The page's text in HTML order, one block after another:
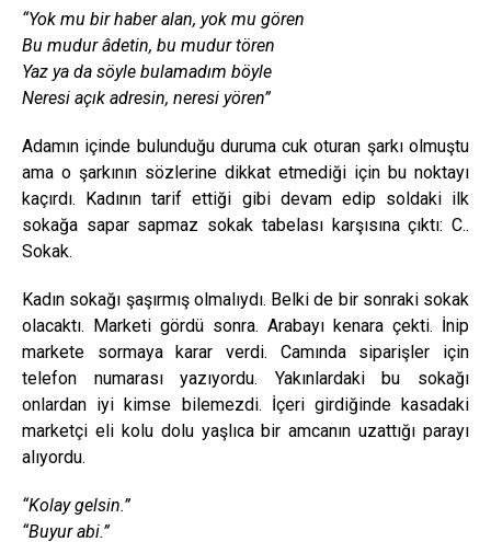
“Yok mu bir haber alan, yok mu gören
Bu mudur âdetin, bu mudur tören
Yaz ya da söyle bulamadım böyle
Neresi açık adresin, neresi yören”
Adamın içinde bulunduğu duruma cuk oturan şarkı olmuştu
ama o şarkının sözlerine dikkat etmediği için bu noktayı
kaçırdı. Kadının tarif ettiği gibi devam edip soldaki ilk
sokağa sapar sapmaz sokak tabelası karşısına çıktı: C..
Sokak.
Kadın sokağı şaşırmış olmalıydı. Belki de bir sonraki sokak
olacaktı. Marketi gördü sonra. Arabayı kenara çekti. İnip
markete sormaya karar verdi. Camında siparişler için
telefon numarası yazıyordu. Yakınlardaki bu sokağı
onlardan iyi kimse bilemezdi. İçeri girdiğinde kasadaki
marketçi eli kolu dolu yaşlıca bir amcanın uzattığı parayı
alıyordu.
“Kolay gelsin.”
“Buyur abi.”